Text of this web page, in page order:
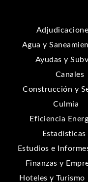
Agua y
Ayudas y
Canales
Construcción y
Culmia
Eficiencia
Estadísticas
Estudios e
Finanzas y
Hoteles y Turismo